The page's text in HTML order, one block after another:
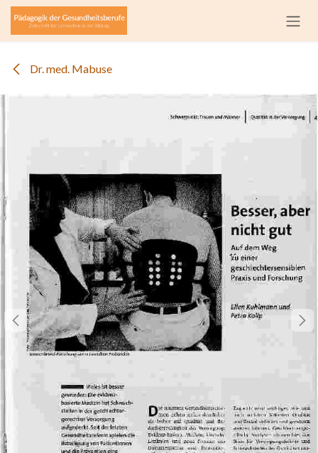
Zum Inhalt springen
Dr. med. Mabuse